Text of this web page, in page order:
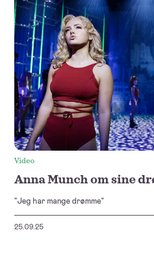
Video
Anna Munch om sine
"Jeg har mange drømme"
25.09.25